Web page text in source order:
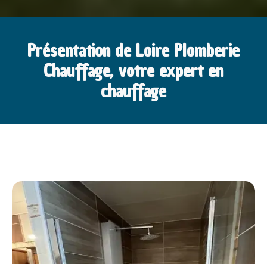
Présentation de Loire Plomberie
Chauffage, votre expert en
chauffage